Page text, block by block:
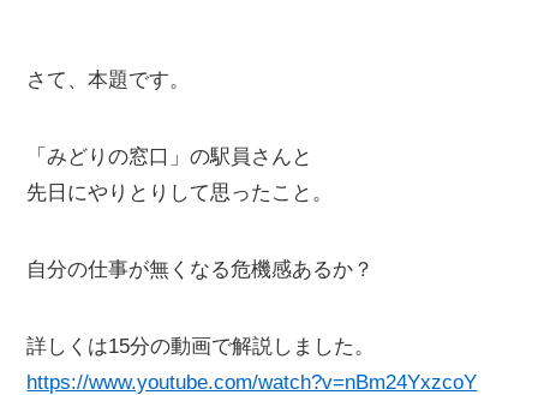
さて、本題です。
「みどりの窓口」の駅員さんと
先日にやりとりして思ったこと。
自分の仕事が無くなる危機感あるか？
詳しくは15分の動画で解説しました。
https://www.youtube.com/watch?v=nBm24YxzcoY